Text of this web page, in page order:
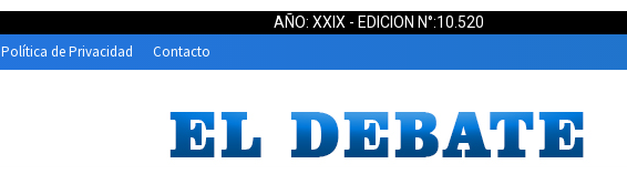
AÑO: XXIX - EDICION N°:10.520
Política de Privacidad Contacto